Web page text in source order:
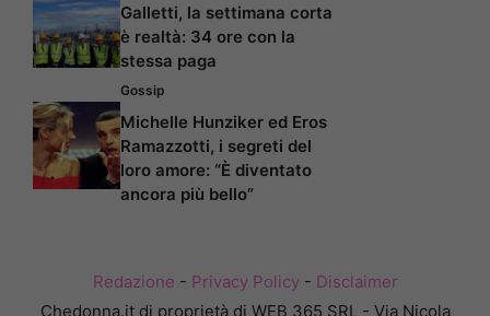
Galletti, la settimana corta
è realtà: 34 ore con la
stessa paga
Gossip
Michelle Hunziker ed Eros
Ramazzotti, i segreti del
loro amore: “È diventato
ancora più bello”
Redazione - Privacy Policy- Disclaimer
Chedonna.it di proprietà di WEB 365 SRL - Via Nicola